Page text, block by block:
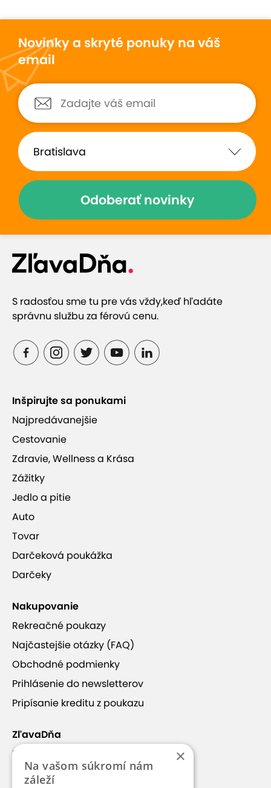
Novinky a skryté ponuky na váš
email
Odoberať novinky
S radosťou sme tu pre vás vždy,keď hľadáte
správnu službu za férovú cenu.
Inšpirujte sa ponukami
Najpredávanejšie
Cestovanie
Zdravie, Wellness a Krása
Zážitky
Jedlo a pitie
Auto
Tovar
Darčeková poukážka
Darčeky
Nakupovanie
Rekreačné poukazy
Najčastejšie otázky (FAQ)
Obchodné podmienky
Prihlásenie do newsletterov
Pripísanie kreditu z poukazu
ZľavaDňa
Náš príbeh
Kontakt
×
Na vašom súkromí nám
záleží